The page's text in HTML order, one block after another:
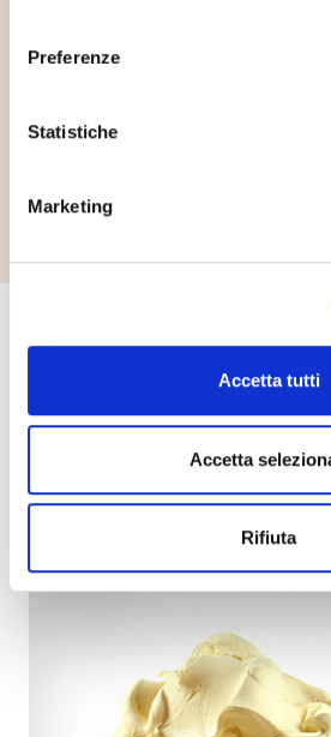
Preferenze
Statistiche
Marketing
Accetta tutti
Accetta
Rifiuta
Další produkty, které